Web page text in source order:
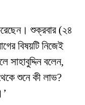
শুক্রবার (২৪
বিষয়টি নিজেই
সাহাবুদ্দিন বলেন,
শুনে কী লাভ?